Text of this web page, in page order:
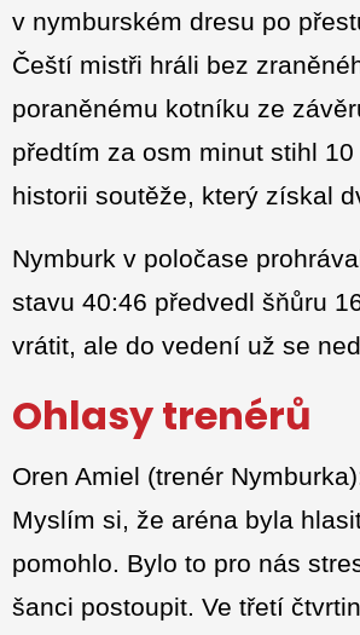
v nymburském dresu po
Čeští mistři hráli bez
poraněnému kotníku ze
předtím za osm minut stihl
historii soutěže, který získal
Nymburk v poločase
stavu 40:46 předvedl šňůru
vrátit, ale do vedení už se
Ohlasy trenérů
Oren Amiel (trenér
Myslím si, že aréna byla
pomohlo. Bylo to pro nás
šanci postoupit. Ve třetí